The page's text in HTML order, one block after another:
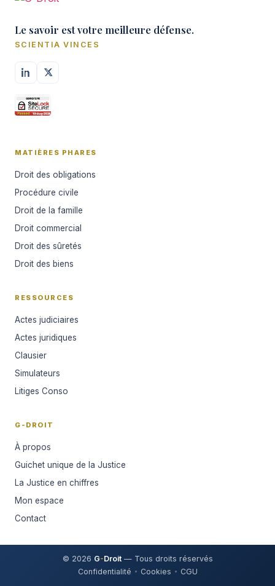
Le savoir est votre meilleure défense.
SCIENTIA VINCES
MATIÈRES PHARES
Droit des obligations
Procédure civile
Droit de la famille
Droit commercial
Droit des sûretés
Droit des biens
RESSOURCES
Actes judiciaires
Actes juridiques
Clausier
Simulateurs
Litiges Conso
G-DROIT
À propos
Guichet unique de la Justice
La Justice en chiffres
Mon espace
Contact
© 2026 G-Droit— Tous droits réservés
Confidentialité
Cookies CGU